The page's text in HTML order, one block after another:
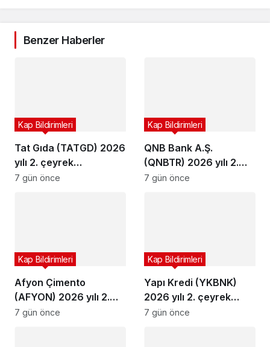
Benzer Haberler
Tat Gıda (TATGD) 2026
yılı 2. çeyrek
bilançosunu açıkladı
Kap Bildirimleri
7 gün önce
QNB Bank A.Ş.
(QNBTR) 2026 yılı 2.
çeyrek bilançosunu
Kap Bildirimleri
7 gün önce
Afyon Çimento
(AFYON) 2026 yılı 2.
çeyrek bilançosunu
Kap Bildirimleri
7 gün önce
Yapı Kredi (YKBNK)
2026 yılı 2. çeyrek
bilançosunu açıkladı
Kap Bildirimleri
7 gün önce